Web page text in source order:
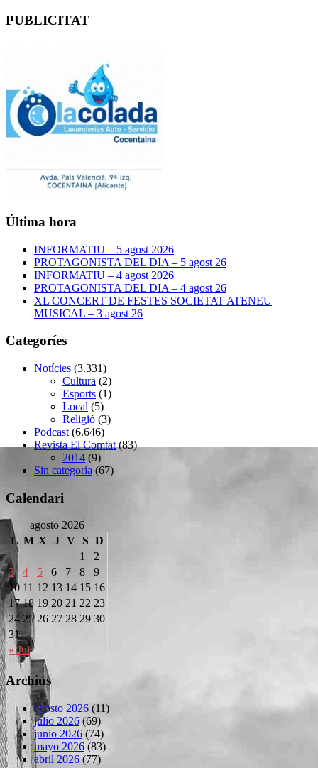
PUBLICITAT
Última hora
INFORMATIU – 5 agost 2026
PROTAGONISTA DEL DIA – 5 agost 26
INFORMATIU – 4 agost 2026
PROTAGONISTA DEL DIA – 4 agost 26
XL CONCERT DE FESTES SOCIETAT ATENEU
MUSICAL – 3 agost 26
Categoríes
Notícies (3.331)
Cultura (2)
Esports (1)
Local (5)
Religió (3)
Podcast (6.646)
Revista El Comtat(83)
2014 (9)
Sin categoría (67)
Calendari
agosto 2026
L M X J V S D
« Jul
1
2
3
4 5 6 7 8
9
10 11 12 13 14 15 16
17 18 19 20 21 22 23
24 25 26 27 28 29 30
31
Archius
agosto 2026 (11)
julio 2026 (69)
junio 2026 (74)
mayo 2026 (83)
abril 2026 (77)